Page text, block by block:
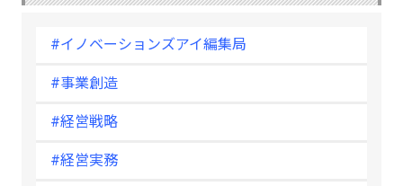
#イノベーションズアイ編集局
#事業創造
#経営戦略
#経営実務